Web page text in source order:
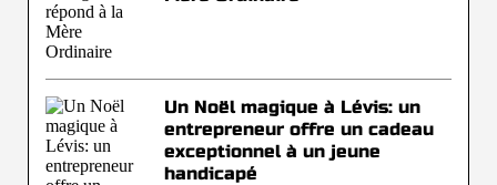
Un Noël magique à Lévis: un
entrepreneur offre un cadeau
exceptionnel à un jeune
handicapé